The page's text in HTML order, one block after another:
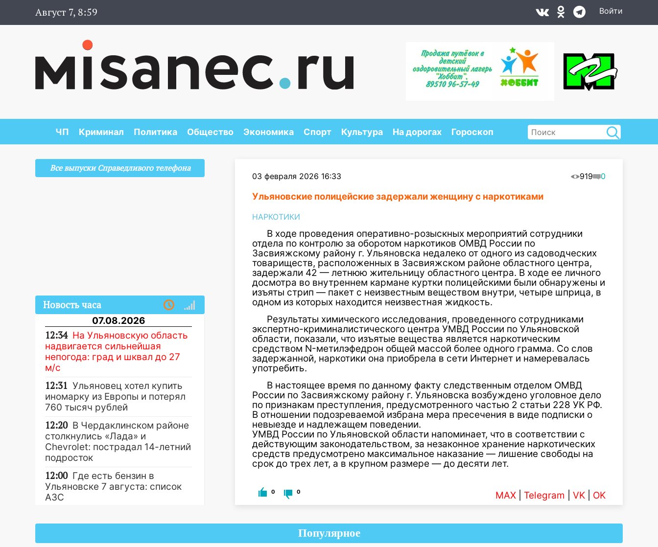
Август 7, 8:59 Войти
ЧП Криминал Политика Общество Экономика Спорт Культура На дорогах Гороскоп
03 февраля 2026 16:33 919 0
Ульяновские полицейские задержали женщину с наркотиками
НАРКОТИКИ
В ходе проведения оперативно-розыскных мероприятий сотрудники
отдела по контролю за оборотом наркотиков ОМВД России по
Засвияжскому району г. Ульяновска недалеко от одного из садоводческих
товариществ, расположенных в Засвияжском районе областного центра,
задержали 42 — летнюю жительницу областного центра. В ходе ее личного
досмотра во внутреннем кармане куртки полицейскими были обнаружены и
изъяты стрип — пакет с неизвестным веществом внутри, четыре шприца, в
одном из которых находится неизвестная жидкость.
Результаты химического исследования, проведенного сотрудниками
экспертно-криминалистического центра УМВД России по Ульяновской
области, показали, что изъятые вещества является наркотическим
средством N-метилэфедрон общей массой более одного грамма. Со слов
задержанной, наркотики она приобрела в сети Интернет и намеревалась
употребить.
В настоящее время по данному факту следственным отделом ОМВД
России по Засвияжскому району г. Ульяновска возбуждено уголовное дело
по признакам преступления, предусмотренного частью 2 статьи 228 УК РФ.
В отношении подозреваемой избрана мера пресечения в виде подписки о
невыезде и надлежащем поведении.
УМВД России по Ульяновской области напоминает, что в соответствии с
действующим законодательством, за незаконное хранение наркотических
средств предусмотрено максимальное наказание — лишение свободы на
срок до трех лет, а в крупном размере — до десяти лет.
0 0 MAX Telegram VK OK
Все выпуски Справедливого телефона
Новость часа
07.08.2026
12:34 На Ульяновскую область
надвигается сильнейшая
непогода: град и шквал до 27
м/с
12:31 Ульяновец хотел купить
иномарку из Европы и потерял
760 тысяч рублей
12:20 В Чердаклинском районе
столкнулись «Лада» и
Chevrolet: пострадал 14-летний
подросток
12:00 Где есть бензин в
Ульяновске 7 августа: список
АЗС
и случайно задушил его: суд
Другие новости Популярное